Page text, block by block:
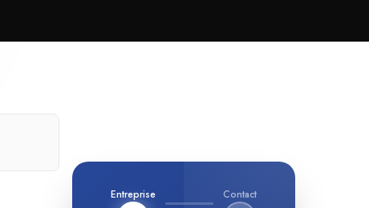
Entreprise Contact